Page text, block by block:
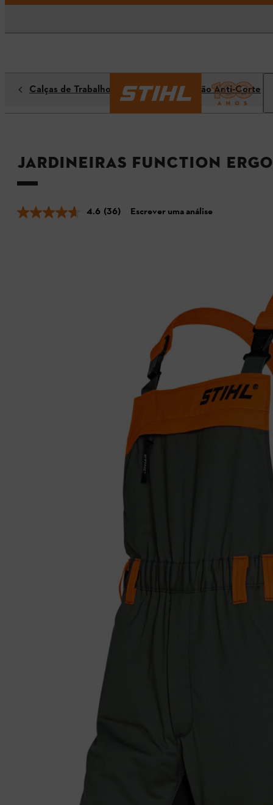
Calças de Trabalho / Calças com Proteção Anti-Corte
Jardineiras FUNCTION ERGO
4.6 (36) Escrever uma análise